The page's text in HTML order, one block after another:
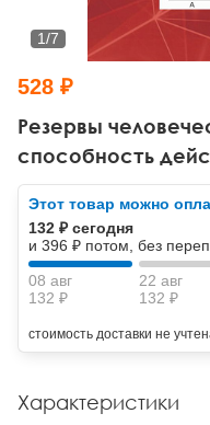
Тревожные
Психодрама
Другие направления
Классический,
НЛП
Психология труда и
Социальная психология
Социальная и
Классический и
Резервы
способность
1/7
528 ₽
Этот товар можно
132 ₽ сегодня
и 396 ₽ потом, без
08 авг
132 ₽
22 авг
132 ₽
стоимость доставки не
Характеристики